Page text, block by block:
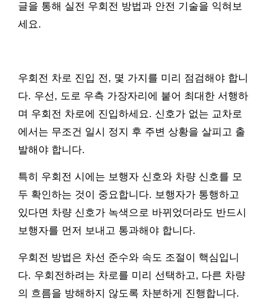
글을 통해 실전 우회전 방법과 안전 기술을 익혀보
세요.
우회전 차로 진입 전, 몇 가지를 미리 점검해야 합니
다. 우선, 도로 우측 가장자리에 붙어 최대한 서행하
며 우회전 차로에 진입하세요. 신호가 없는 교차로
에서는 무조건 일시 정지 후 주변 상황을 살피고 출
발해야 합니다.
특히 우회전 시에는 보행자 신호와 차량 신호를 모
두 확인하는 것이 중요합니다. 보행자가 통행하고
있다면 차량 신호가 녹색으로 바뀌었더라도 반드시
보행자를 먼저 보내고 통과해야 합니다.
우회전 방법은 차선 준수와 속도 조절이 핵심입니
다. 우회전하려는 차로를 미리 선택하고, 다른 차량
의 흐름을 방해하지 않도록 차분하게 진행합니다.